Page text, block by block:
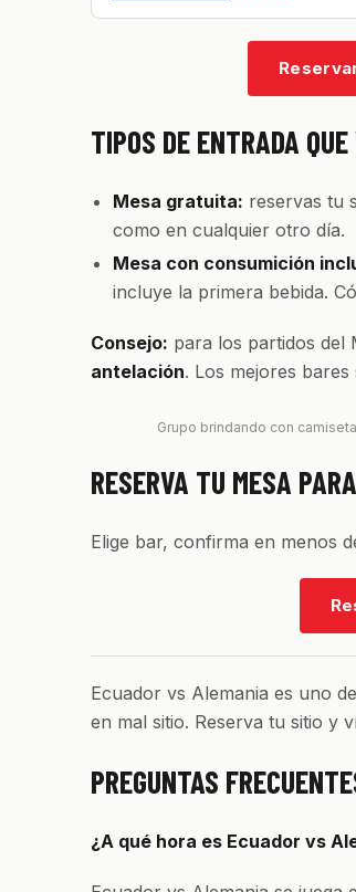
TIPOS DE ENTRADA
Mesa gratuita: reservas tu
como en cualquier otro día.
Mesa con consumición
incluye la primera bebida.
Consejo: para los partidos del
antelación. Los mejores
Grupo brindando con
RESERVA TU MESA
Elige bar, confirma en menos
Ecuador vs Alemania es uno
en mal sitio. Reserva tu sitio y
PREGUNTAS
¿A qué hora es Ecuador vs